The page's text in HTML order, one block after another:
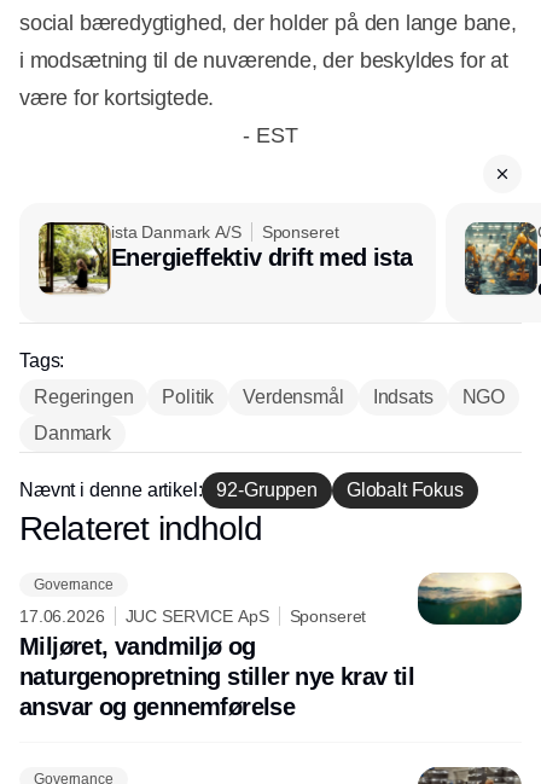
social bæredygtighed, der holder på den lange bane,
i modsætning til de nuværende, der beskyldes for at
være for kortsigtede.
Annonce
- EST
ista Danmark A/S Sponseret
Energieffektiv drift med ista
Tags:
Regeringen
Politik Verdensmål Indsats
NGO
Danmark
Nævnt i denne artikel: 92-Gruppen Globalt Fokus
Annonce
Relateret indhold
Governance
17.06.2026 JUC SERVICE ApS Sponseret
Miljøret, vandmiljø og
naturgenopretning stiller nye krav til
ansvar og gennemførelse
Governance